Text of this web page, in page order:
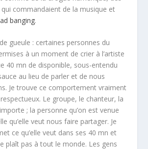
commandaient de la musique et
banging.
gueule : certaines personnes du
à un moment de crier à l’artiste
40 mn de disponible, sous-entendu
au lieu de parler et de nous
Je trouve ce comportement vraiment
Le groupe, le chanteur, la
; la personne qu’on est venue
qu’elle veut nous faire partager. Je
ce qu’elle veut dans ses 40 mn et
plaît pas à tout le monde. Les gens